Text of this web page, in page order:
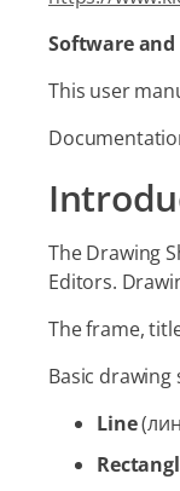
Software
This user
The Drawing
Editors.
The frame,
Basic drawing
Line